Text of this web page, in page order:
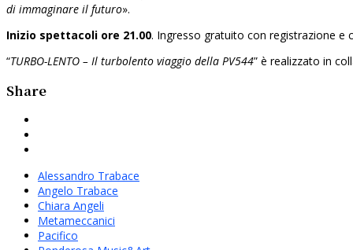
di immaginare il futuro».
Inizio spettacoli ore 21.00. Ingresso gratuito con registrazione e
“TURBO-LENTO – Il turbolento viaggio della PV544” è realizzato in
Share
Alessandro Trabace
Angelo Trabace
Chiara Angeli
Metameccanici
Pacifico